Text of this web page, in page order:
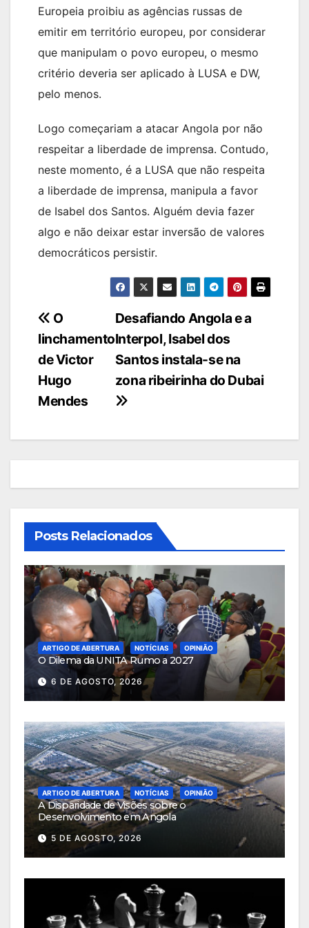
Europeia proibiu as agências russas de
emitir em território europeu, por considerar
que manipulam o povo europeu, o mesmo
critério deveria ser aplicado à LUSA e DW,
pelo menos.
Logo começariam a atacar Angola por não
respeitar a liberdade de imprensa. Contudo,
neste momento, é a LUSA que não respeita
a liberdade de imprensa, manipula a favor
de Isabel dos Santos. Alguém devia fazer
algo e não deixar estar inversão de valores
democráticos persistir.
Navegação
de
artigos
Desafiando Angola e a
Interpol, Isabel dos
Santos instala-se na
zona ribeirinha do Dubai
O
linchamento
de Victor
Hugo
Mendes
Posts Relacionados
ARTIGO DE ABERTURA NOTÍCIAS OPINIÃO
O Dilema da UNITA Rumo a 2027
6 DE AGOSTO, 2026
ARTIGO DE ABERTURA NOTÍCIAS OPINIÃO
A Disparidade de Visões sobre o
Desenvolvimento em Angola
5 DE AGOSTO, 2026